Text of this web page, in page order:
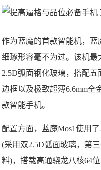
作为蓝魔的首款智能机，
细琢形容毫不为过。该机
2.5D弧面钢化玻璃，搭配
边框以及极致超薄6.6mm
款智能手机。
配置方面，蓝魔Mos1使用
(采用双2.5D弧面玻璃，第
料)，搭载高通骁龙八核64